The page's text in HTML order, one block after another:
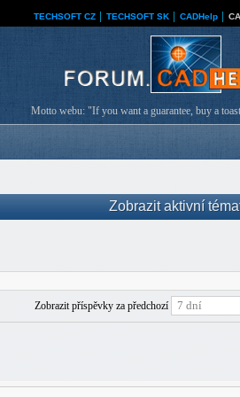
TECHSOFT CZ TECHSOFT SK CADHelp
Motto webu: "If you want a guarantee, buy a
Zobrazit aktivní
Zobrazit příspěvky za předchozí